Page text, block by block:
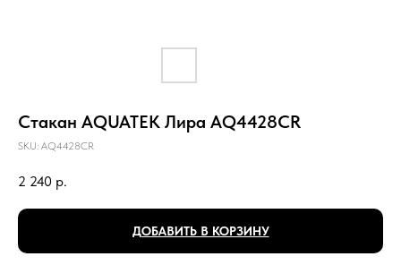
Стакан AQUATEK Лира AQ4428CR
SKU: AQ4428CR
2 240 р.
ДОБАВИТЬ В КОРЗИНУ